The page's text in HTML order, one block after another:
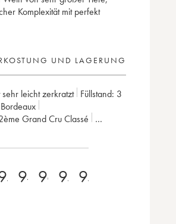
Komplexität mit perfekt
UND LAGERUNG
sehr leicht zerkratzt Füllstand: 3
Bordeaux
2ème Grand Cru Classé
94 96 95 95